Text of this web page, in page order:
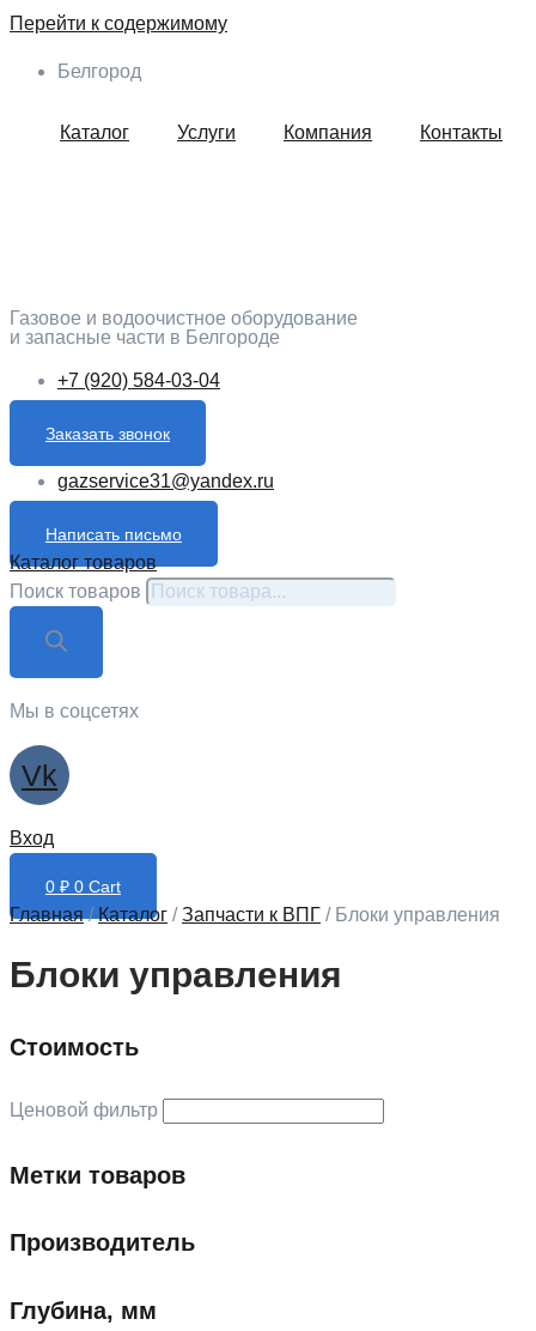
Перейти к содержимому
Белгород
Каталог Услуги Компания Контакты
Газовое и водоочистное оборудование
и запасные части в Белгороде
+7 (920) 584-03-04
Заказать звонок
gazservice31@yandex.ru
Написать письмо
Каталог товаров
Поиск товаров
Мы в соцсетях
Vk
Вход
0 ₽ 0 Cart
Главная/Каталог /Запчасти к ВПГ / Блоки управления
Блоки управления
Стоимость
Ценовой фильтр
Метки товаров
Производитель
Глубина, мм